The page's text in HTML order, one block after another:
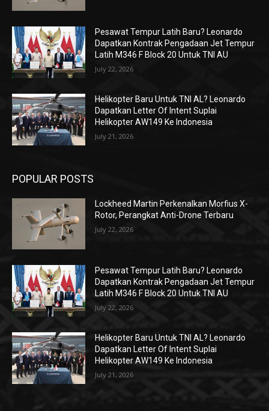
Pesawat Tempur Latih Baru? Leonardo
Dapatkan Kontrak Pengadaan Jet Tempur
Latih M346 F Block 20 Untuk TNI AU
July 22, 2026
Helikopter Baru Untuk TNI AL? Leonardo
Dapatkan Letter Of Intent Suplai
Helikopter AW149 Ke Indonesia
July 21, 2026
POPULAR POSTS
Lockheed Martin Perkenalkan Morfius X-
Rotor, Perangkat Anti-Drone Terbaru
July 22, 2026
Pesawat Tempur Latih Baru? Leonardo
Dapatkan Kontrak Pengadaan Jet Tempur
Latih M346 F Block 20 Untuk TNI AU
July 22, 2026
Helikopter Baru Untuk TNI AL? Leonardo
Dapatkan Letter Of Intent Suplai
Helikopter AW149 Ke Indonesia
July 21, 2026